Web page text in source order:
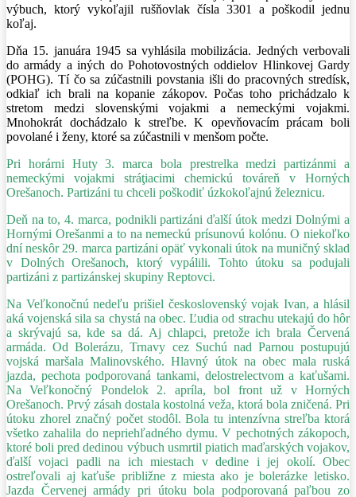
výbuch, ktorý vykoľajil rušňovlak čísla 3301 a poškodil jednu
koľaj.
Dňa 15. januára 1945 sa vyhlásila mobilizácia. Jedných verbovali
do armády a iných do Pohotovostných oddielov Hlinkovej Gardy
(POHG). Tí čo sa zúčastnili povstania išli do pracovných stredísk,
odkiaľ ich brali na kopanie zákopov. Počas toho prichádzalo k
stretom medzi slovenskými vojakmi a nemeckými vojakmi.
Mnohokrát dochádzalo k streľbe. K opevňovacím prácam boli
povolané i ženy, ktoré sa zúčastnili v menšom počte.
Pri horárni Huty 3. marca bola prestrelka medzi partizánmi a
nemeckými vojakmi stráţiacimi chemickú továreň v Horných
Orešanoch. Partizáni tu chceli poškodiť úzkokoľajnú železnicu.
Deň na to, 4. marca, podnikli partizáni ďalší útok medzi Dolnými a
Hornými Orešanmi a to na nemeckú prísunovú kolónu. O niekoľko
dní neskôr 29. marca partizáni opäť vykonali útok na muničný sklad
v Dolných Orešanoch, ktorý vypálili. Tohto útoku sa podujali
partizáni z partizánskej skupiny Reptovci.
Na Veľkonočnú nedeľu prišiel československý vojak Ivan, a hlásil
aká vojenská sila sa chystá na obec. Ľudia od strachu utekajú do hôr
a skrývajú sa, kde sa dá. Aj chlapci, pretože ich brala Červená
armáda. Od Bolerázu, Trnavy cez Suchú nad Parnou postupujú
vojská maršala Malinovského. Hlavný útok na obec mala ruská
jazda, pechota podporovaná tankami, delostrelectvom a kaťušami.
Na Veľkonočný Pondelok 2. apríla, bol front už v Horných
Orešanoch. Prvý zásah dostala kostolná veža, ktorá bola zničená. Pri
útoku zhorel značný počet stodôl. Bola tu intenzívna streľba ktorá
všetko zahalila do nepriehľadného dymu. V pechotných zákopoch,
ktoré boli pred dedinou výbuch usmrtil piatich maďarských vojakov,
ďalší vojaci padli na ich miestach v dedine i jej okolí. Obec
ostreľovali aj kaťuše približne z miesta ako je bolerázke letisko.
Jazda Červenej armády pri útoku bola podporovaná paľbou zo